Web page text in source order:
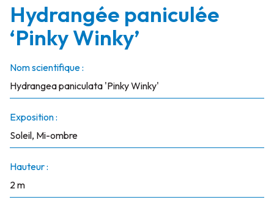
Hydrangée paniculée
‘Pinky Winky’
Nom scientifique :
Hydrangea paniculata 'Pinky Winky'
Exposition :
Soleil, Mi-ombre
Hauteur :
2 m